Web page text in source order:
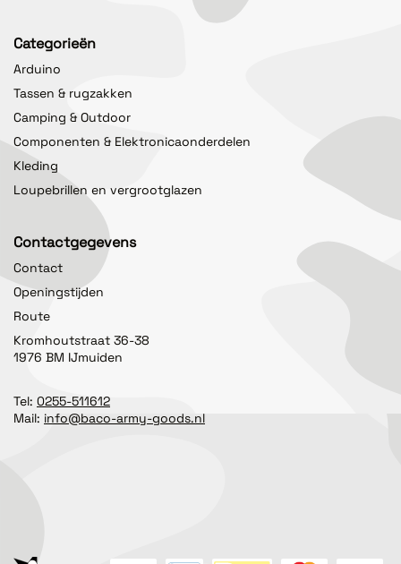
Categorieën
Arduino
Tassen & rugzakken
Camping & Outdoor
Componenten & Elektronicaonderdelen
Kleding
Loupebrillen en vergrootglazen
Contactgegevens
Contact
Openingstijden
Route
Kromhoutstraat 36-38
1976 BM IJmuiden
Tel: 0255-511612
Mail: info@baco-army-goods.nl